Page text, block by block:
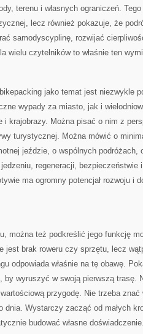
terenu i własnych ograniczeń.
lecz również pokazuje, że
samodyscyplinę, rozwijać
wielu czytelników to właśnie ten
jako temat jest niezwykle
wypady za miasto, jak i
i krajobrazy. Można pisać o nim z
turystycznej. Można mówić o
jeździe, o wspólnych podróżach,
regeneracji, bezpieczeństwie
ma ogromny potencjał rozwoju i
można też podkreślić jego funkcję
jest brak roweru czy sprzętu, lecz
odpowiada właśnie na tę obawę.
by wyruszyć w swoją pierwszą trasę.
przygodę. Nie trzeba
dnia. Wystarczy zacząć od małych
budować własne